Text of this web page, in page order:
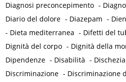
Diagnosi preconcepimento -
Diario del dolore - Diazepam -
- Dieta mediterranea - Difetti del
Dignità del corpo - Dignità della
Dipendenze - Disabilità - Dischezia
Discriminazione - Discriminazione